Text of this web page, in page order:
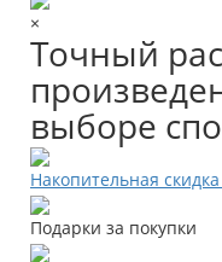
×
Точный
выборе
Накопительная
Подарки за покупки